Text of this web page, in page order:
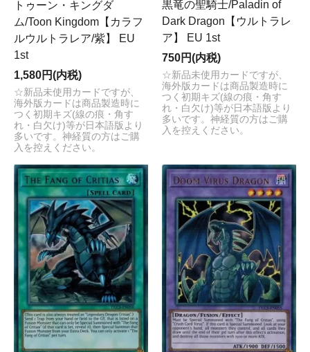
トゥーン・キングダ
ム/Toon Kingdom【カラフ
ルウルトラレア/紫】 EU
1st
1,580円(内税)
☆新品未使用カードですが、
海外版カードは商品製造時に
つく初期キズ(線の痕・角す
れ・白欠け)等が日本語版より
多いです。神経質の方はご購
入を控えください。
黒竜の聖騎士/Paladin of
Dark Dragon【ウルトラレ
ア】 EU 1st
750円(内税)
☆新品未使用カードですが、
海外版カードは商品製造時に
つく初期キズ(線の痕・角す
れ・白欠け)等が日本語版より
多いです。神経質の方はご購
入を控えください。